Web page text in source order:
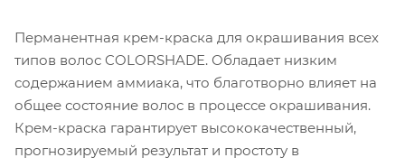
Перманентная крем-краска для окрашивания всех
типов волос COLORSHADE. Обладает низким
содержанием аммиака, что благотворно влияет на
общее состояние волос в процессе окрашивания.
Крем-краска гарантирует высококачественный,
прогнозируемый результат и простоту в